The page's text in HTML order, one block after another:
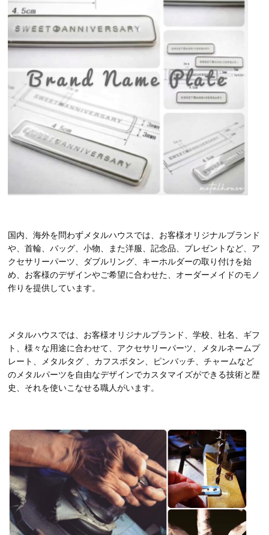
国内、海外を問わずメタルハウスでは、お客様オリジナルブランド
や、首輪、バッグ、小物、また洋服、記念品、プレゼントなど、ア
クセサリーパーツ、ダブルリング、キーホルダーの取り付けを始
め、お客様のデザインやご希望に合わせた、オーダーメイドのモノ
作りを提供しています。
メタルハウスでは、お客様オリジナルブランド、学校、社名、ギフ
ト、様々な用途に合わせて、アクセサリーパーツ、メタルネームプ
レート、メタルタグ 、カフスボタン、ピンバッチ、チャームなど
のメタルパーツを自由なデザインでカスタマイズができる技術と歴
史、それを使いこなせる職人がいます。